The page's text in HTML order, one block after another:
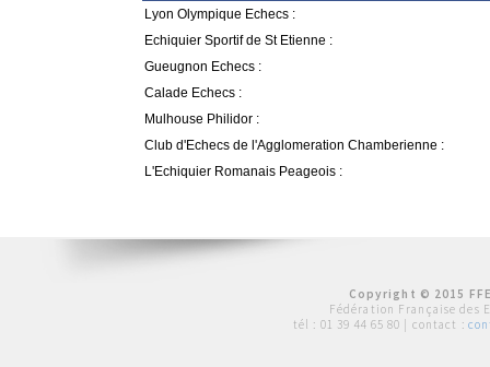
Lyon Olympique Echecs :
Echiquier Sportif de St Etienne :
Gueugnon Echecs :
Calade Echecs :
Mulhouse Philidor :
Club d'Echecs de l'Agglomeration Chamberienne :
L'Echiquier Romanais Peageois :
Copyright © 2015
Fédération Française des
tél : 01 39 44 65 80 | contact :